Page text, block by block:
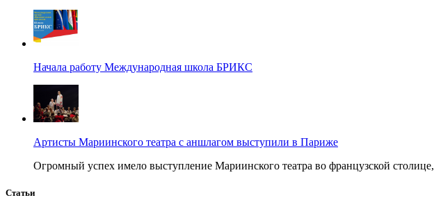
Начала работу Международная школа БРИКС
Артисты Мариинского театра с аншлагом выступили в Париже
Огромный успех имело выступление Мариинского театра во французской
Статьи